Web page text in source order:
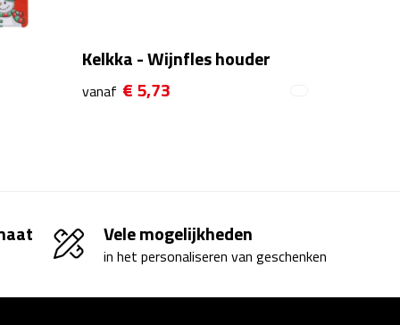
Kelkka - Wijnfles houder
vanaf € 5,73
Vele mogelijkheden
in het personaliseren van geschenken